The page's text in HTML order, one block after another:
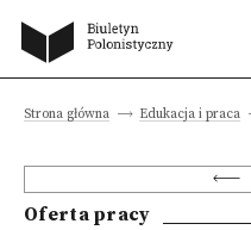
Strona główna Edukacja i praca
Oferta pracy